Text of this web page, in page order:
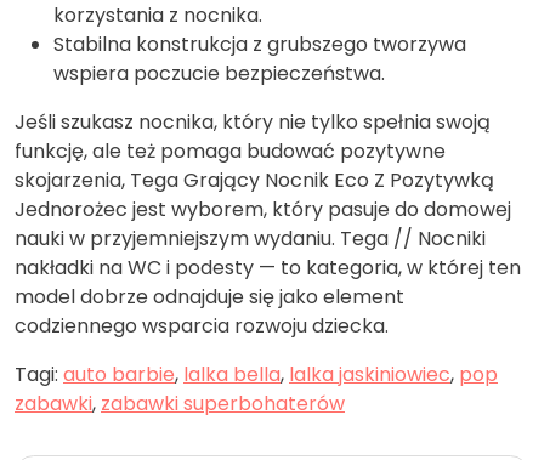
korzystania z nocnika.
Stabilna konstrukcja z grubszego tworzywa
wspiera poczucie bezpieczeństwa.
Jeśli szukasz nocnika, który nie tylko spełnia swoją
funkcję, ale też pomaga budować pozytywne
skojarzenia, Tega Grający Nocnik Eco Z Pozytywką
Jednorożec jest wyborem, który pasuje do domowej
nauki w przyjemniejszym wydaniu. Tega // Nocniki
nakładki na WC i podesty — to kategoria, w której ten
model dobrze odnajduje się jako element
codziennego wsparcia rozwoju dziecka.
Tagi: auto barbie, lalka bella, lalka jaskiniowiec, pop
zabawki, zabawki superbohaterów